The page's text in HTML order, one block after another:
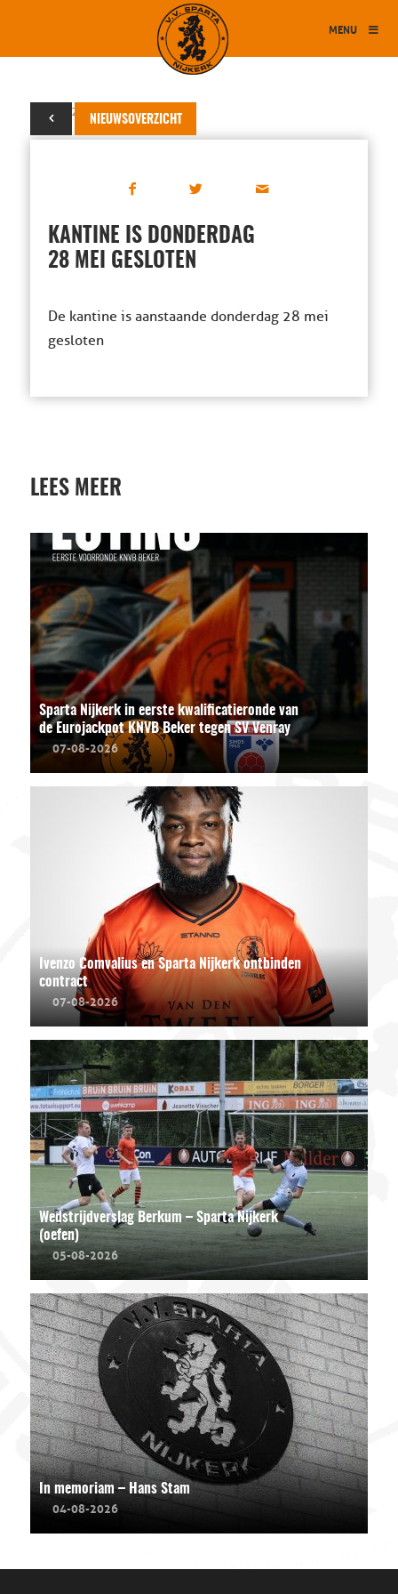
MENU
NIEUWSOVERZICHT
27 mei 2026
KANTINE IS DONDERDAG
28 MEI GESLOTEN
De kantine is aanstaande donderdag 28 mei
gesloten
LEES MEER
Sparta Nijkerk in eerste kwalificatieronde van
de Eurojackpot KNVB Beker tegen SV Venray
07-08-2026
Ivenzo Comvalius en Sparta Nijkerk ontbinden
contract
07-08-2026
Wedstrijdverslag Berkum – Sparta Nijkerk
(oefen)
05-08-2026
In memoriam – Hans Stam
04-08-2026